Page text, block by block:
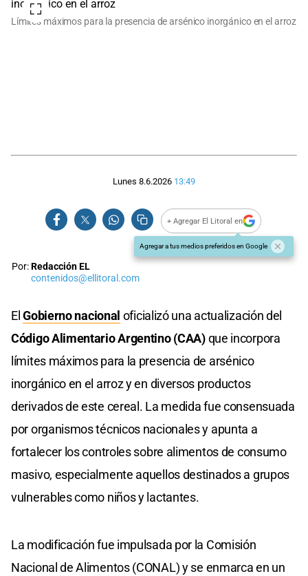
Límites máximos para la presencia de arsénico inorgánico en el arroz
Lunes 8.6.2026 13:49
+ Agregar El Litoral en
Agregar a tus medios preferidos en Google
Por:Redacción EL
contenidos@ellitoral.com
ElGobierno nacional oficializó una actualización del
Código Alimentario Argentino (CAA)que incorpora
límites máximos para la presencia de arsénico
inorgánico en el arroz y en diversos productos
derivados de este cereal. La medida fue consensuada
por organismos técnicos nacionales y apunta a
fortalecer los controles sobre alimentos de consumo
masivo, especialmente aquellos destinados a grupos
vulnerables como niños y lactantes.
La modificación fue impulsada por la Comisión
Nacional de Alimentos (CONAL) y se enmarca en un